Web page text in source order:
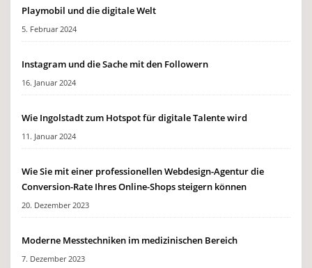
Playmobil und die digitale Welt
5. Februar 2024
Instagram und die Sache mit den Followern
16. Januar 2024
Wie Ingolstadt zum Hotspot für digitale Talente wird
11. Januar 2024
Wie Sie mit einer professionellen Webdesign-Agentur die
Conversion-Rate Ihres Online-Shops steigern können
20. Dezember 2023
Moderne Messtechniken im medizinischen Bereich
7. Dezember 2023